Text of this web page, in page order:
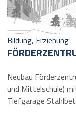
Bildung, Erziehung
Neubau
und Mittelschule)
Tiefgarage